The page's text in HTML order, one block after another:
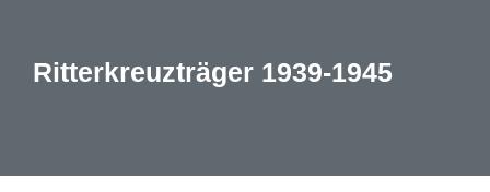
Ritterkreuzträger 1939-1945